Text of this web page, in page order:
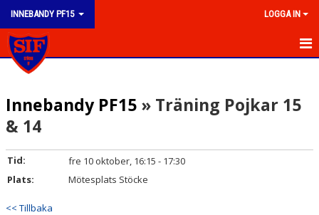
INNEBANDY PF15 LOGGA IN
HEM
NYHETER
KALENDER
MATCHER
Innebandy PF15 » Träning Pojkar 15
& 14
Tid:
fre 10 oktober, 16:15 - 17:30
Plats:
Mötesplats Stöcke
<< Tillbaka